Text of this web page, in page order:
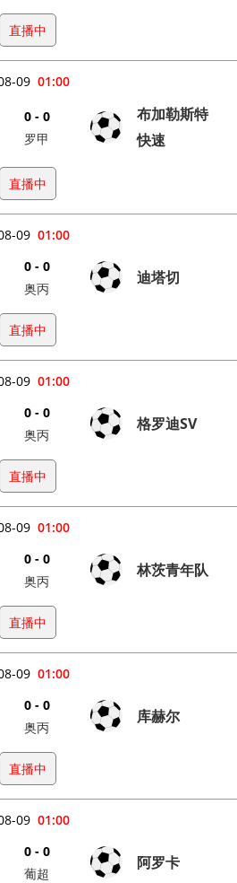
直播中
01:00
09
0 - 0
罗甲
布加勒斯特
快速
直播中
01:00
09
0 - 0
奥丙
迪塔切
直播中
01:00
09
0 - 0
奥丙
格罗迪SV
直播中
01:00
09
0 - 0
奥丙
林茨青年队
直播中
01:00
09
0 - 0
奥丙
库赫尔
直播中
01:00
09
0 - 0
葡超
阿罗卡